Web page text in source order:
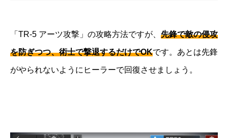
「TR-5 アーツ攻撃」の攻略方法ですが、 先鋒で敵の侵攻
を防ぎつつ、術士で撃退するだけでOKです。あとは先鋒
がやられないようにヒーラーで回復させましょう。